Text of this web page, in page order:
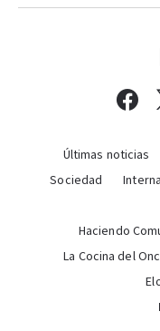
Últimas noticias
Sociedad
Haciendo
La Cocina del